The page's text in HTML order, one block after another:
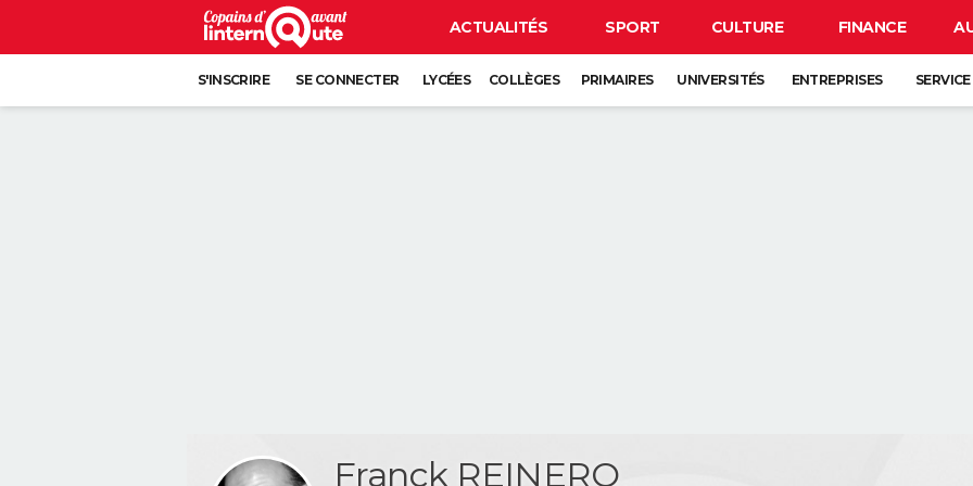
ACTUALITÉS SPORT CULTURE FINANCE
S'INSCRIRE SE CONNECTER LYCÉES COLLÈGES PRIMAIRES UNIVERSITÉS ENTREPRISES
Franck REINERO